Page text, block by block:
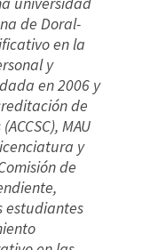
de Doral-
en la
y
en 2006 y
de
MAU
y
de
estudiantes